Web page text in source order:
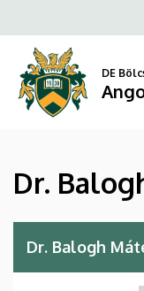
Balogh
Máté
Gergely
Angol-
Amerikai
Intézet
a
tartalomra
DE
Dr.
Dr. Balogh